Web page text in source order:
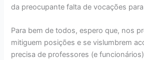
da preocupante falta de vocações
Para bem de todos, espero que, nos
mitiguem posições e se vislumbrem
precisa de professores (e